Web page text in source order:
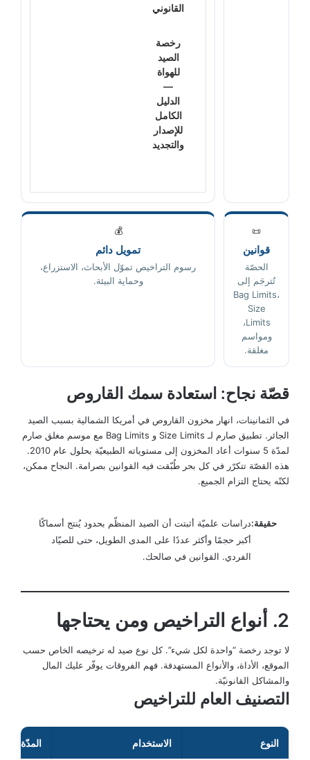
القانوني
رخصة
الصيد
للهواة
—
الدليل
الكامل
للإصدار
والتجديد
📜
قوانين
الحصّة
تُترجَم إلى
Bag Limits،
Size
Limits،
ومواسم
مغلقة.
💰
تمويل دائم
رسوم التراخيص تموّل الأبحاث، الاستزراع،
وحماية البيئة.
قصّة نجاح: استعادة سمك القاروص
في الثمانينات، انهار مخزون القاروص في أمريكا الشمالية بسبب الصيد
الجائر. تطبيق صارم لـ Size Limits و Bag Limits مع موسم مغلق صارم
لمدّة 5 سنوات أعاد المخزون إلى مستوياته الطبيعيّة بحلول عام 2010.
هذه القصّة تتكرّر في كل بحر طُبّقت فيه القوانين بصرامة. النجاح ممكن،
لكنّه يحتاج التزام الجميع.
حقيقة:دراسات علميّة أثبتت أن الصيد المنظّم بحدود يُنتج أسماكًا
أكبر حجمًا وأكثر عددًا على المدى الطويل، حتى للصيّاد
الفردي. القوانين في صالحك.
2. أنواع التراخيص ومن يحتاجها
لا توجد رخصة “واحدة لكل شيء”. كل نوع صيد له ترخيصه الخاص حسب
الموقع، الأداة، والأنواع المستهدفة. فهم الفروقات يوفّر عليك المال
والمشاكل القانونيّة.
التصنيف العام للتراخيص
النوع الاستخدام المدّة